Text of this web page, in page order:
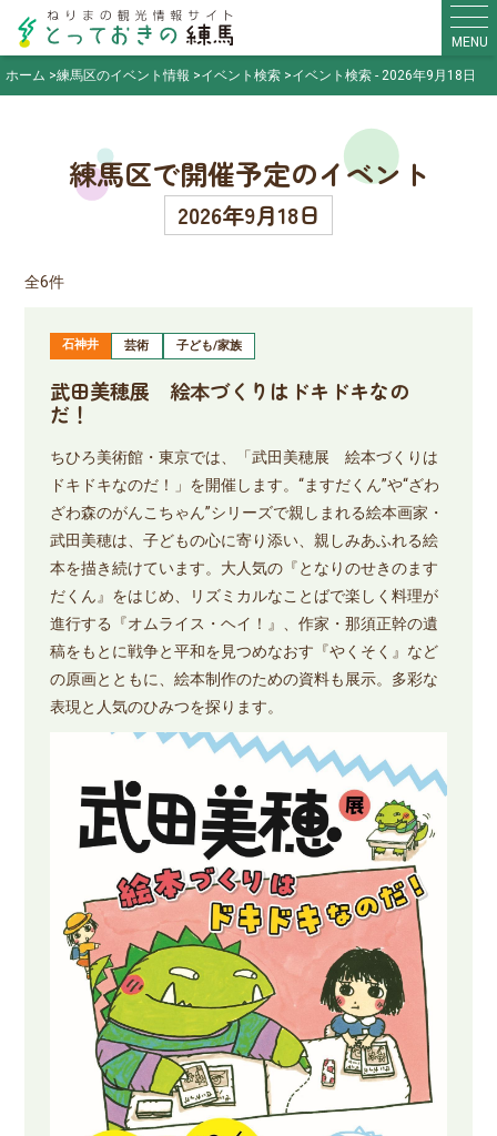
MENU
ホーム
練馬区のイベント情報 イベント検索 イベント検索 - 2026年9月18日
練馬区で開催予定のイベント
2026年9月18日
全6件
石神井 芸術 子ども/家族
武田美穂展 絵本づくりはドキドキなの
だ！
ちひろ美術館・東京では、「武田美穂展 絵本づくりは
ドキドキなのだ！」を開催します。“ますだくん”や“ざわ
ざわ森のがんこちゃん”シリーズで親しまれる絵本画家・
武田美穂は、子どもの心に寄り添い、親しみあふれる絵
本を描き続けています。大人気の『となりのせきのます
だくん』をはじめ、リズミカルなことばで楽しく料理が
進行する『オムライス・ヘイ！』、作家・那須正幹の遺
稿をもとに戦争と平和を見つめなおす『やくそく』など
の原画とともに、絵本制作のための資料も展示。多彩な
表現と人気のひみつを探ります。